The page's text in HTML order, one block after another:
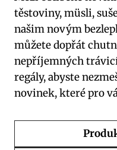
těstoviny, müsli,
našim novým
můžete dopřát
nepříjemných
regály, abyste
novinek, které pro